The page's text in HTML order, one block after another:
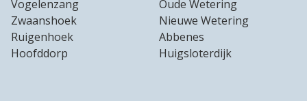
Vogelenzang
Zwaanshoek
Ruigenhoek
Hoofddorp
Oude Wetering
Nieuwe Wetering
Abbenes
Huigsloterdijk